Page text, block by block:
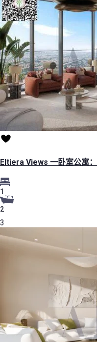
Eltiera Views 一卧室公寓
1
2
3